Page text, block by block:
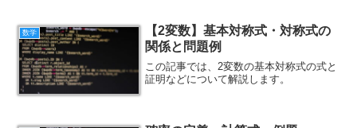
数学
【2変数】基本対称式・対称式の
関係と問題例
この記事では、2変数の基本対称式の式と
証明などについて解説します。